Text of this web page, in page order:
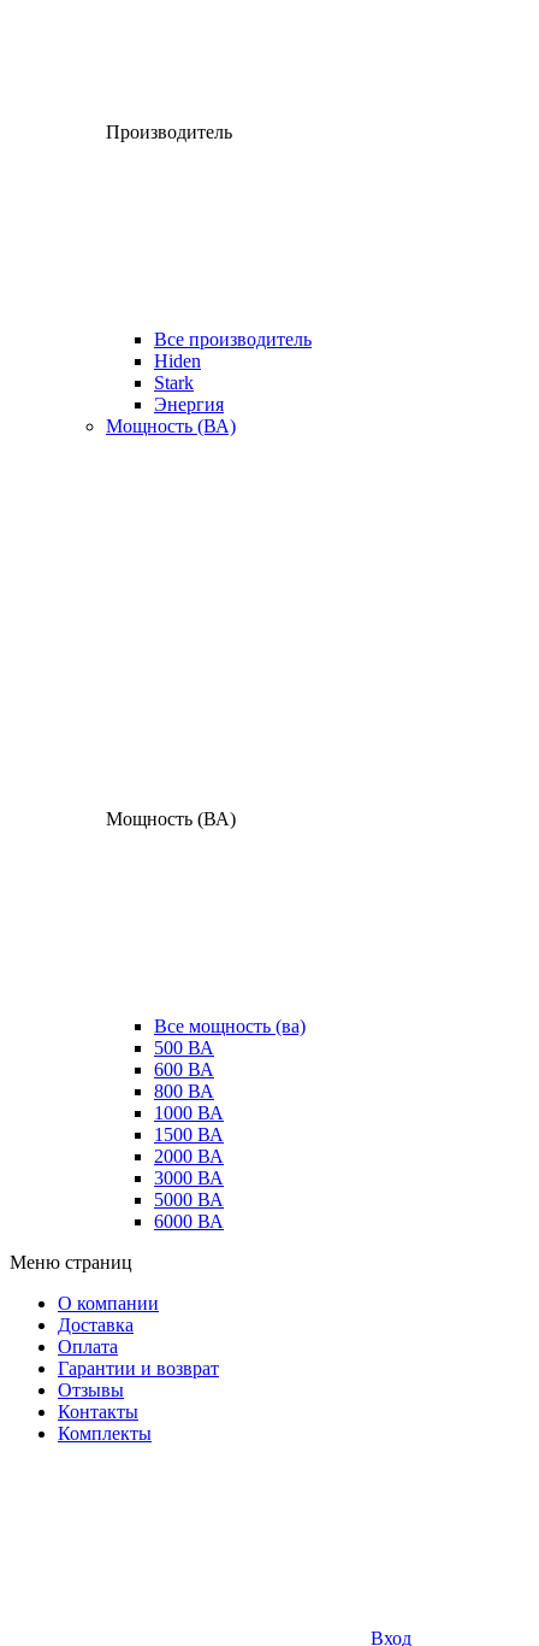
Производитель
Все производитель
Hiden
Stark
Энергия
Мощность (ВА)
Мощность (ВА)
Все мощность (ва)
500 ВА
600 ВА
800 ВА
1000 ВА
1500 ВА
2000 ВА
3000 ВА
5000 ВА
6000 ВА
Меню страниц
О компании
Доставка
Оплата
Гарантии и возврат
Отзывы
Контакты
Комплекты
Вход